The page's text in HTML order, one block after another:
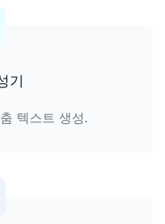
기
텍스트 생성.